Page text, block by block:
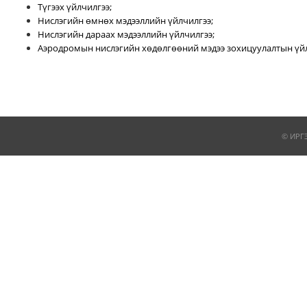
Түгээх үйлчилгээ;
Нислэгийн өмнөх мэдээллийн үйлчилгээ;
Нислэгийн дараах мэдээллийн үйлчилгээ;
Аэродромын нислэгийн хөдөлгөөний мэдээ зохицуулалтын
©